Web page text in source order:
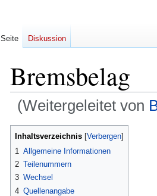
Bremsbelag
(Weitergeleitet von
Zur
springen
Zur
springen
Inhaltsverzeichnis
1 Allgemeine Informationen
2 Teilenummern
3 Wechsel
4 Quellenangabe
Seite Diskussion